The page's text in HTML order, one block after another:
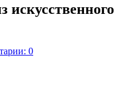
искусственного
0